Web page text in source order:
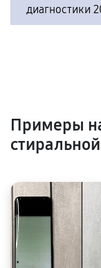
диагностики
Примеры